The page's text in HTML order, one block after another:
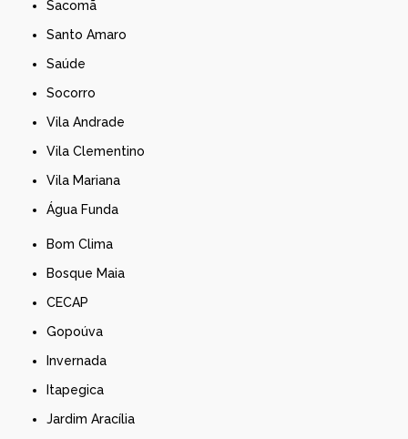
Sacomã
Santo Amaro
Saúde
Socorro
Vila Andrade
Vila Clementino
Vila Mariana
Água Funda
Bom Clima
Bosque Maia
CECAP
Gopoúva
Invernada
Itapegica
Jardim Aracília